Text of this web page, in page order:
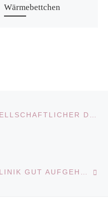
Wärmebettchen
FEHLGEBURT UND GESELLSCHAFTLICHER DRUCK: EIN TABU, DAS FRAUEN BELASTET
HABT IHR EUCH IN DER KLINIK GUT AUFGEHOBEN GEFÜHLT?